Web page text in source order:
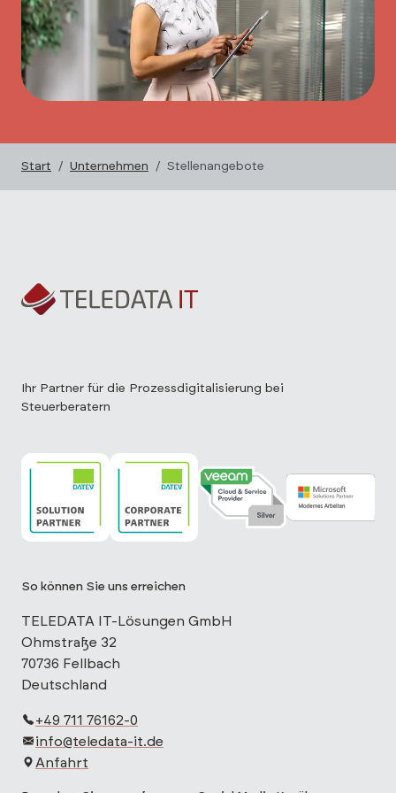
Start Unternehmen Stellenangebote
Ihr Partner für die Prozessdigitalisierung bei
Steuerberatern
So können Sie uns erreichen
TELEDATA IT-Lösungen GmbH
Ohmstraße 32
70736 Fellbach
Deutschland
+49 711 76162-0
info@teledata-it.de
Anfahrt